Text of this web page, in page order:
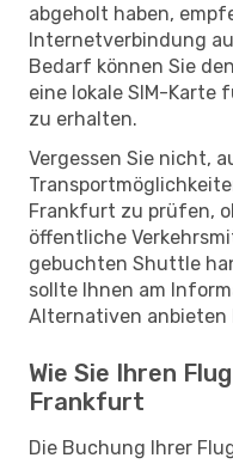
abgeholt haben,
Internetverbindung
Bedarf können Sie
eine lokale SIM-Karte
zu erhalten.
Vergessen Sie nicht,
Frankfurt zu prüfen,
öffentliche
gebuchten Shuttle
sollte Ihnen am
Alternativen anbieten
Wie Sie Ihren
Frankfurt
Die Buchung Ihrer